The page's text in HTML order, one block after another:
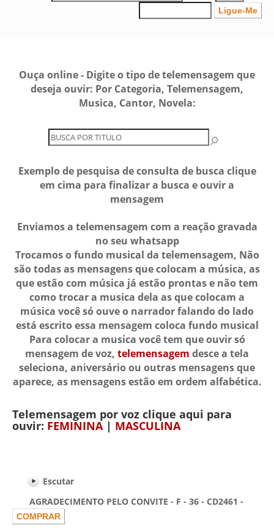
Ouça online - Digite o tipo de telemensagem que
deseja ouvir: Por Categoria, Telemensagem,
Musica, Cantor, Novela:
Exemplo de pesquisa de consulta de busca clique
em cima para finalizar a busca e ouvir a
mensagem
Enviamos a telemensagem com a reação gravada
no seu whatsapp
Trocamos o fundo musical da telemensagem, Não
são todas as mensagens que colocam a música, as
que estão com música já estão prontas e não tem
como trocar a musica dela as que colocam a
música você só ouve o narrador falando do lado
está escrito essa mensagem coloca fundo musical
Para colocar a musica você tem que ouvir só
mensagem de voz, telemensagem desce a tela
seleciona, aniversário ou outras mensagens que
aparece, as mensagens estão em ordem alfabética.
Telemensagem por voz clique aqui para
ouvir: FEMININA| MASCULINA
Escutar
AGRADECIMENTO PELO CONVITE - F - 36 - CD2461 -